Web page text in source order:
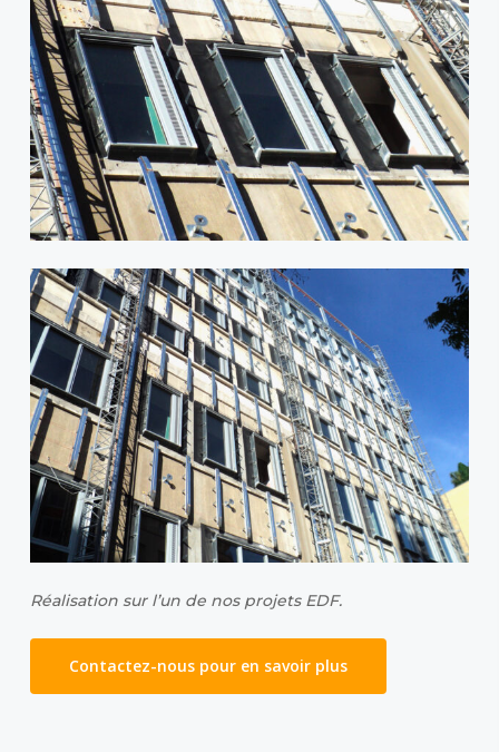
Réalisation sur l’un de nos projets EDF.
Contactez-nous pour en savoir plus